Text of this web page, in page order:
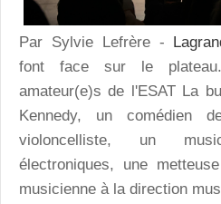
Par Sylvie Lefrère -
font face sur le plateau.
amateur(e)s de l'ESAT La
Kennedy, un comédien
violoncelliste, un
électroniques, une
musicienne à la direction